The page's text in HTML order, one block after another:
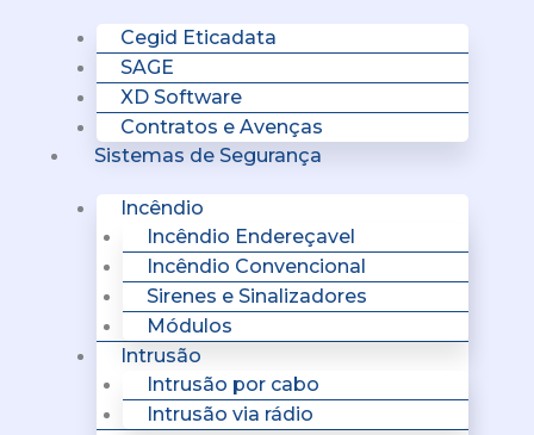
Cegid Eticadata
SAGE
XD Software
Contratos e Avenças
Sistemas de Segurança
Incêndio
Incêndio Endereçavel
Incêndio Convencional
Sirenes e Sinalizadores
Módulos
Intrusão
Intrusão por cabo
Intrusão via rádio